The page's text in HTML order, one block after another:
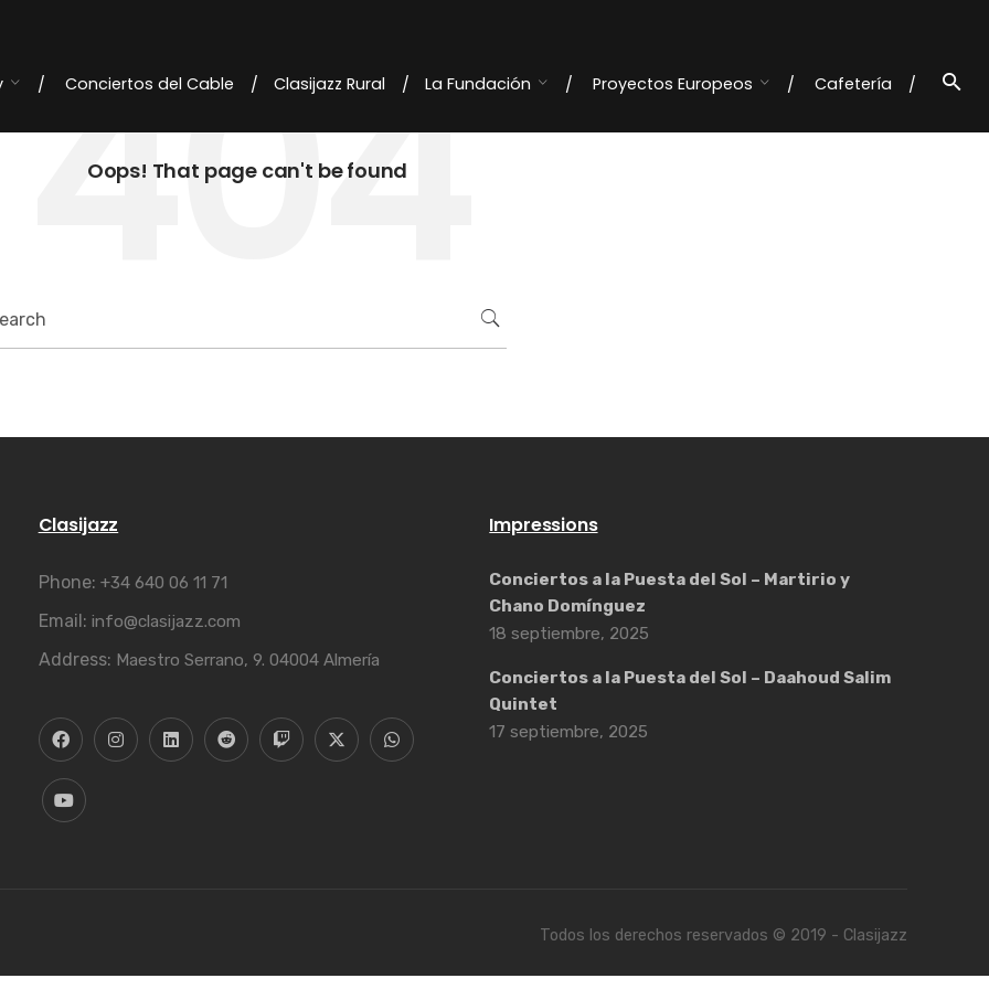
Conciertos del Cable Clasijazz Rural La Fundación Proyectos Europeos
Cafetería
404
Oops! That page can't be found
Clasijazz
Phone: +34 640 06 11 71
Email: info@clasijazz.com
Address: Maestro Serrano, 9. 04004 Almería
Impressions
Conciertos a la Puesta del Sol – Martirio y
Chano Domínguez
18 septiembre, 2025
Conciertos a la Puesta del Sol – Daahoud Salim
Quintet
17 septiembre, 2025
Todos los derechos reservados © 2019 - Clasijazz